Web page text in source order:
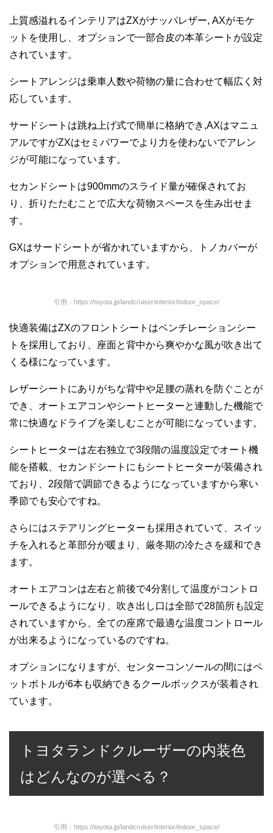
上質感溢れるインテリアはZXがナッパレザー, AXがモケ
ットを使用し、オプションで一部合皮の本革シートが設定
されています。
シートアレンジは乗車人数や荷物の量に合わせて幅広く対
応しています。
サードシートは跳ね上げ式で簡単に格納でき,AXはマニュ
アルですがZXはセミパワーでより力を使わないでアレン
ジが可能になっています。
セカンドシートは900mmのスライド量が確保されてお
り、折りたたむことで広大な荷物スペースを生み出せま
す。
GXはサードシートが省かれていますから、トノカバーが
オプションで用意されています。
引用：https://toyota.jp/landcruiser/interior/indoor_space/
快適装備はZXのフロントシートはベンチレーションシー
トを採用しており、座面と背中から爽やかな風が吹き出て
くる様になっています。
レザーシートにありがちな背中や足腰の蒸れを防ぐことが
でき、オートエアコンやシートヒーターと連動した機能で
常に快適なドライブを楽しむことが可能になっています。
シートヒーターは左右独立で3段階の温度設定でオート機
能を搭載、セカンドシートにもシートヒーターが装備され
ており、2段階で調節できるようになっていますから寒い
季節でも安心ですね。
さらにはステアリングヒーターも採用されていて、スイッ
チを入れると革部分が暖まり、厳冬期の冷たさを緩和でき
ます。
オートエアコンは左右と前後で4分割して温度がコントロ
ールできるようになり、吹き出し口は全部で28箇所も設定
されていますから、全ての座席で最適な温度コントロール
が出来るようになっているのですね。
オプションになりますが、センターコンソールの間にはペ
ットボトルが6本も収納できるクールボックスが装着され
ています。
トヨタランドクルーザーの内装色
はどんなのが選べる？
引用：https://toyota.jp/landcruiser/interior/indoor_space/